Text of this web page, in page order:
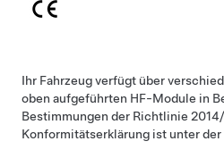
Ihr Fahrzeug verfügt über
oben aufgeführten HF-Module in
Bestimmungen der Richtlinie
Konformitätserklärung ist unter